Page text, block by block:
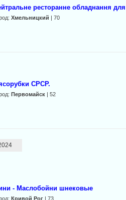
ресторанне обладнання
Хмельницкий | 70
СРСР.
Первомайск| 52
- Маслобойни шнековые
Кривой Рог| 73